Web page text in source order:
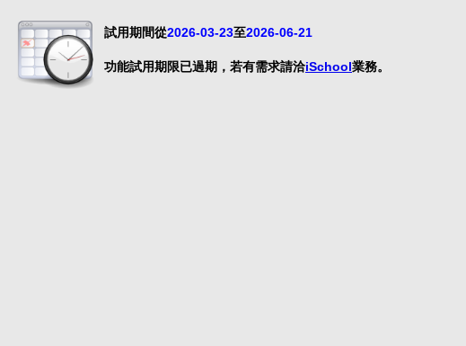
試用期間從2026-03-23至2026-06-21
功能試用期限已過期，若有需求請洽iSchool業務。